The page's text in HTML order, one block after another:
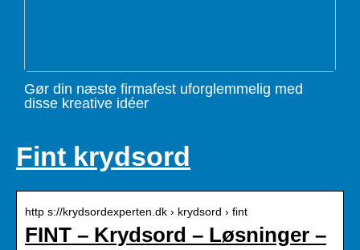
Gør din næste firmafest uforglemmelig med
disse kreative idéer
Fint krydsord
http s://krydsordexperten.dk › krydsord › fint
FINT – Krydsord – Løsninger –